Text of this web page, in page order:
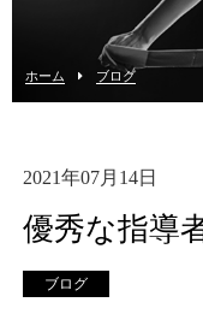
ホーム ブログ
2021年07月14日
優秀な指導
ブログ